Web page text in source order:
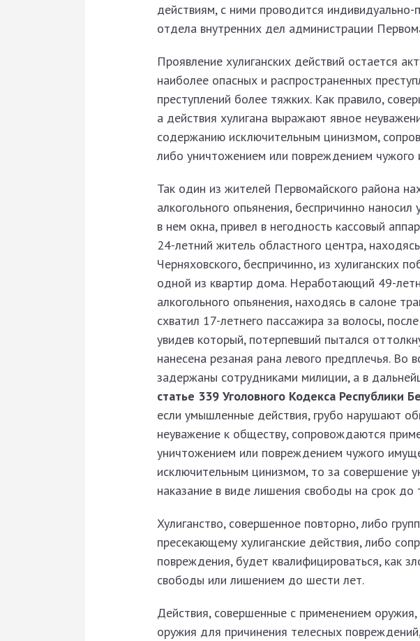
действиям, с ними проводится индивидуально-
отдела внутренних дел администрации
Проявление хулиганских действий остается
наиболее опасных и распространенных
преступлений более тяжких. Как правило,
а действия хулигана выражают явное
содержанию исключительным цинизмом,
либо уничтожением или повреждением чужого
Так один из жителей Первомайского района
алкогольного опьянения, беспричинно
в нем окна, привел в негодность кассовый
24-летний житель областного центра,
Черняховского, беспричинно, из хулиганских
одной из квартир дома. Неработающий 49-
алкогольного опьянения, находясь в салоне
схватил 17-летнего пассажира за волосы,
увидев который, потерпевший пытался
нанесена резаная рана левого предплечья. Во
задержаны сотрудниками милиции, а в
статье 339 Уголовного Кодекса Республики
если умышленные действия, грубо нарушают
неуважение к обществу, сопровождаются
уничтожением или повреждением чужого
исключительным цинизмом, то за совершение
наказание в виде лишения свободы на срок до
Хулиганство, совершенное повторно, либо
пресекающему хулиганские действия, либо
повреждения, будет квалифицироваться, как
свободы или лишением до шести лет.
Действия, совершенные с применением
оружия для причинения телесных